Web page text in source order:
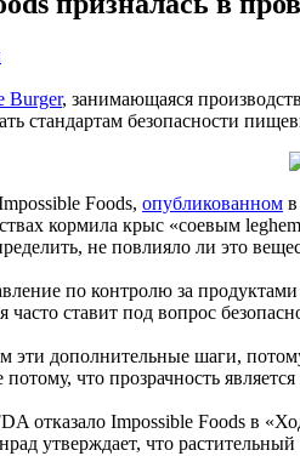
Burger, занимающаяся
стандартам безопасности
Foods, опубликованном
кормила крыс «соевым
не повлияло ли это
по контролю за
часто ставит под вопрос
дополнительные шаги,
потому, что прозрачность
отказало Impossible Foods в
утверждает, что